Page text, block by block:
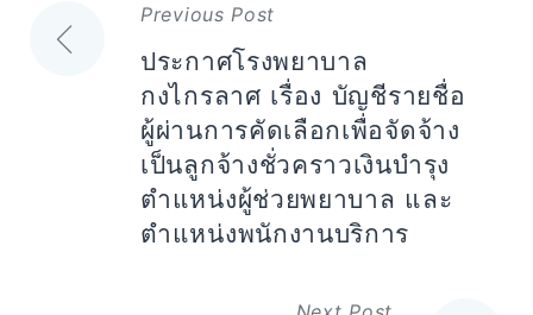
แนะแนว
เรื่อง
Previous Post
ประกาศโรงพยาบาล
กงไกรลาศ เรื่อง บัญชีรายชื่อ
ผู้ผ่านการคัดเลือกเพื่อจัดจ้าง
เป็นลูกจ้างชั่วคราวเงินบำรุง
ตำแหน่งผู้ช่วยพยาบาล และ
ตำแหน่งพนักงานบริการ